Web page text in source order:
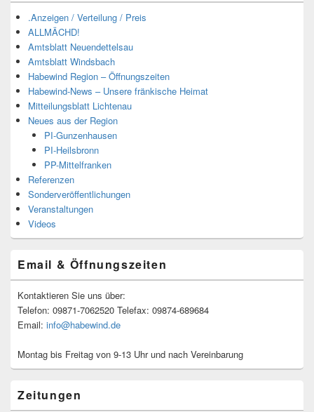
.Anzeigen / Verteilung / Preis
ALLMÄCHD!
Amtsblatt Neuendettelsau
Amtsblatt Windsbach
Habewind Region – Öffnungszeiten
Habewind-News – Unsere fränkische Heimat
Mitteilungsblatt Lichtenau
Neues aus der Region
PI-Gunzenhausen
PI-Heilsbronn
PP-Mittelfranken
Referenzen
Sonderveröffentlichungen
Veranstaltungen
Videos
Email & Öffnungszeiten
Kontaktieren Sie uns über:
Telefon: 09871-7062520 Telefax: 09874-689684
Email: info@habewind.de
Montag bis Freitag von 9-13 Uhr und nach Vereinbarung
Zeitungen